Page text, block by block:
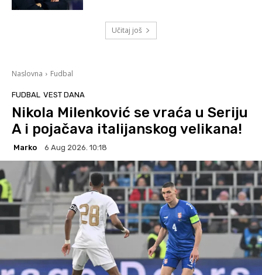
Učitaj još